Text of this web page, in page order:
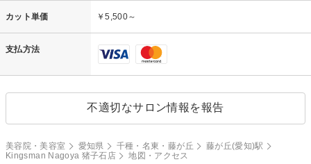
カット単価 ￥5,500～
支払方法
不適切なサロン情報を報告
美容院・美容室 愛知県 千種・名東・藤が丘
藤が丘(愛知)駅
Kingsman Nagoya 猪子石店
地図・アクセス